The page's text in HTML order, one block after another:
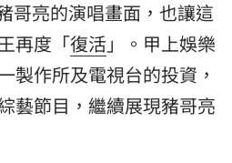
哥亮的演唱畫面，也讓這
再度「復活」。甲上娛樂
製作所及電視台的投資，
藝節目，繼續展現豬哥亮